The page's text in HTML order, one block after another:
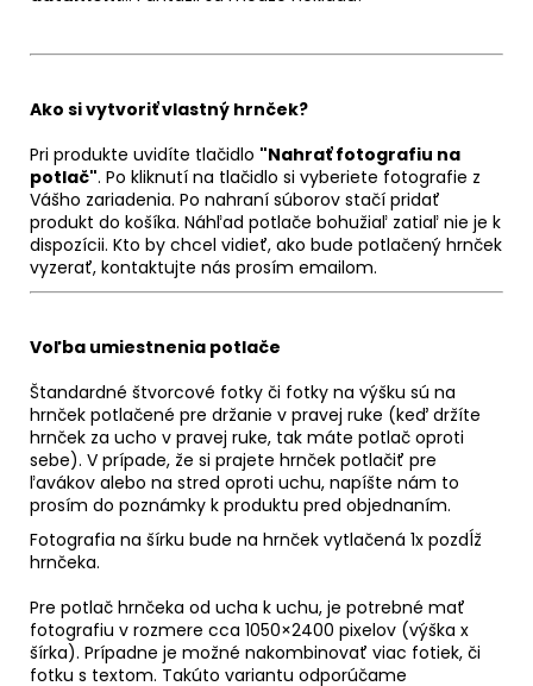
Ako si vytvoriť vlastný hrnček?
Pri produkte uvidíte tlačidlo "Nahrať fotografiu na
potlač". Po kliknutí na tlačidlo si vyberiete fotografie z
Vášho zariadenia. Po nahraní súborov stačí pridať
produkt do košíka. Náhľad potlače bohužiaľ zatiaľ nie je k
dispozícii. Kto by chcel vidieť, ako bude potlačený hrnček
vyzerať, kontaktujte nás prosím emailom.
Voľba umiestnenia potlače
Štandardné štvorcové fotky či fotky na výšku sú na
hrnček potlačené pre držanie v pravej ruke (keď držíte
hrnček za ucho v pravej ruke, tak máte potlač oproti
sebe). V prípade, že si prajete hrnček potlačiť pre
ľavákov alebo na stred oproti uchu, napíšte nám to
prosím do poznámky k produktu pred objednaním.
Fotografia na šírku bude na hrnček vytlačená 1x pozdĺž
hrnčeka.
Pre potlač hrnčeka od ucha k uchu, je potrebné mať
fotografiu v rozmere cca 1050×2400 pixelov (výška x
šírka). Prípadne je možné nakombinovať viac fotiek, či
fotku s textom. Takúto variantu odporúčame